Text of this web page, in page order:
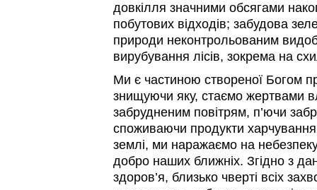
довкілля значними обсягами
побутових відходів; забудова
природи неконтрольованим
вирубування лісів, зокрема на
Ми є частиною створеної Богом
знищуючи яку, стаємо жертвами
забрудненим повітрям, п’ючи
споживаючи продукти
землі, ми наражаємо на
добро наших ближніх. Згідно з
здоров’я, близько чверті всіх